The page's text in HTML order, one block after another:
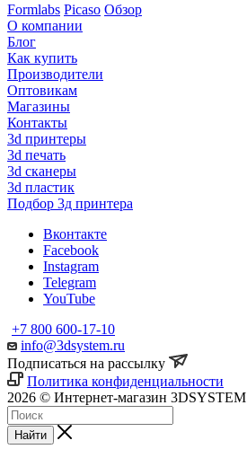
Formlabs Picaso Обзор
О компании
Блог
Как купить
Производители
Оптовикам
Магазины
Контакты
3d принтеры
3d печать
3d сканеры
3d пластик
Подбор 3д принтера
Вконтакте
Facebook
Instagram
Telegram
YouTube
+7 800 600-17-10
info@3dsystem.ru
Подписаться на рассылку
Политика конфиденциальности
2026 © Интернет-магазин 3DSYSTEM
Найти